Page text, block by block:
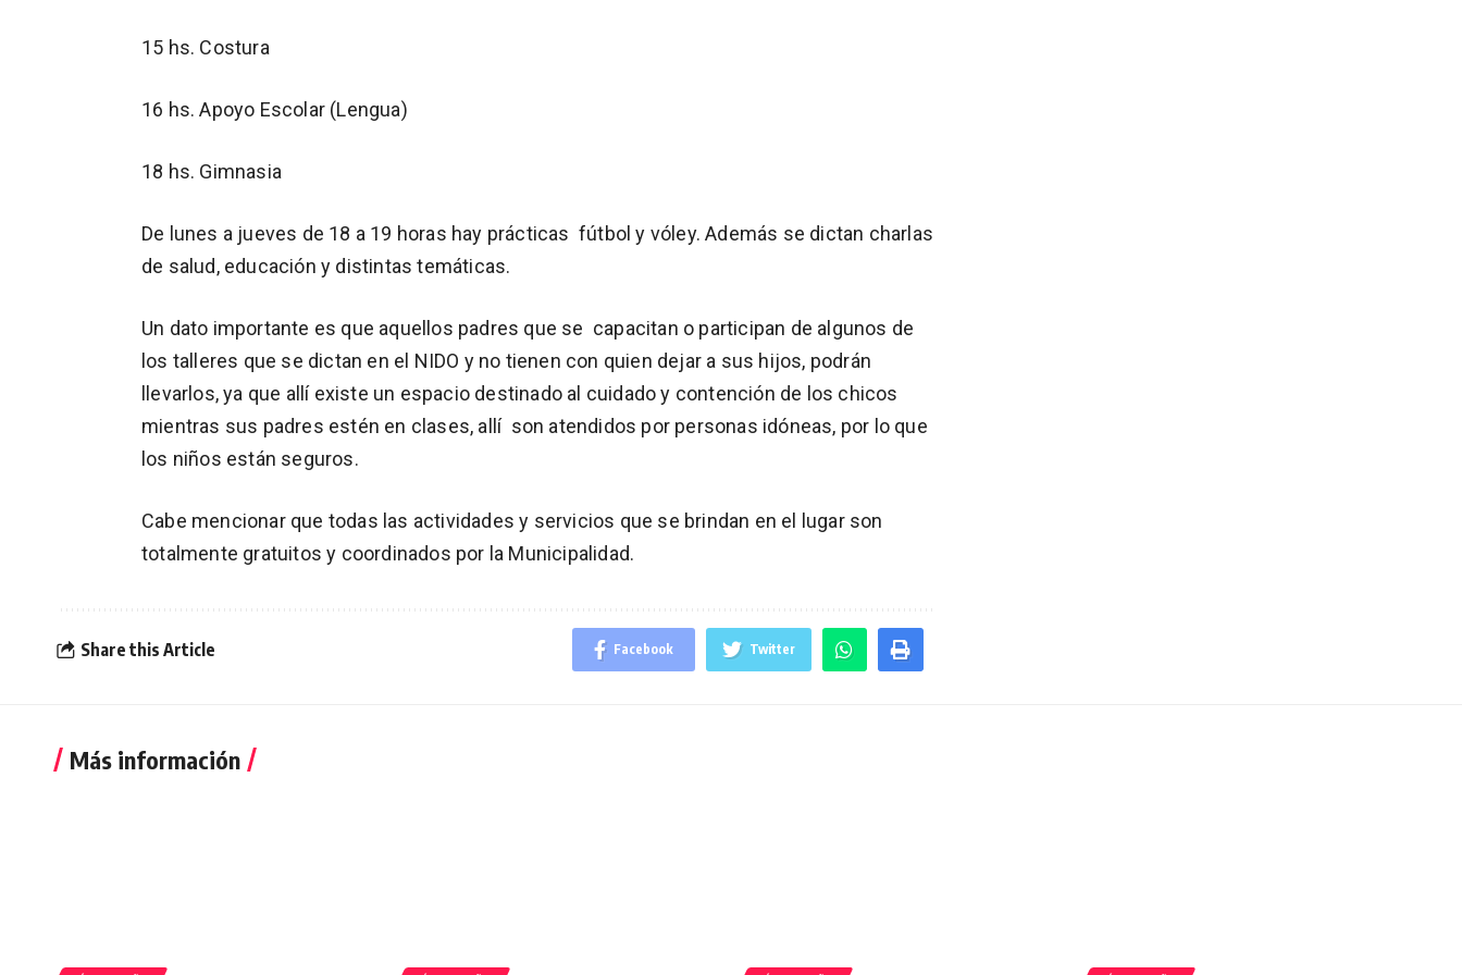
15 hs. Costura
16 hs. Apoyo Escolar (Lengua)
18 hs. Gimnasia
De lunes a jueves de 18 a 19 horas hay prácticas fútbol y vóley. Además se dictan charlas
de salud, educación y distintas temáticas.
Un dato importante es que aquellos padres que se capacitan o participan de algunos de
los talleres que se dictan en el NIDO y no tienen con quien dejar a sus hijos, podrán
llevarlos, ya que allí existe un espacio destinado al cuidado y contención de los chicos
mientras sus padres estén en clases, allí son atendidos por personas idóneas, por lo que
los niños están seguros.
Cabe mencionar que todas las actividades y servicios que se brindan en el lugar son
totalmente gratuitos y coordinados por la Municipalidad.
Share this Article Facebook Twitter
Más información